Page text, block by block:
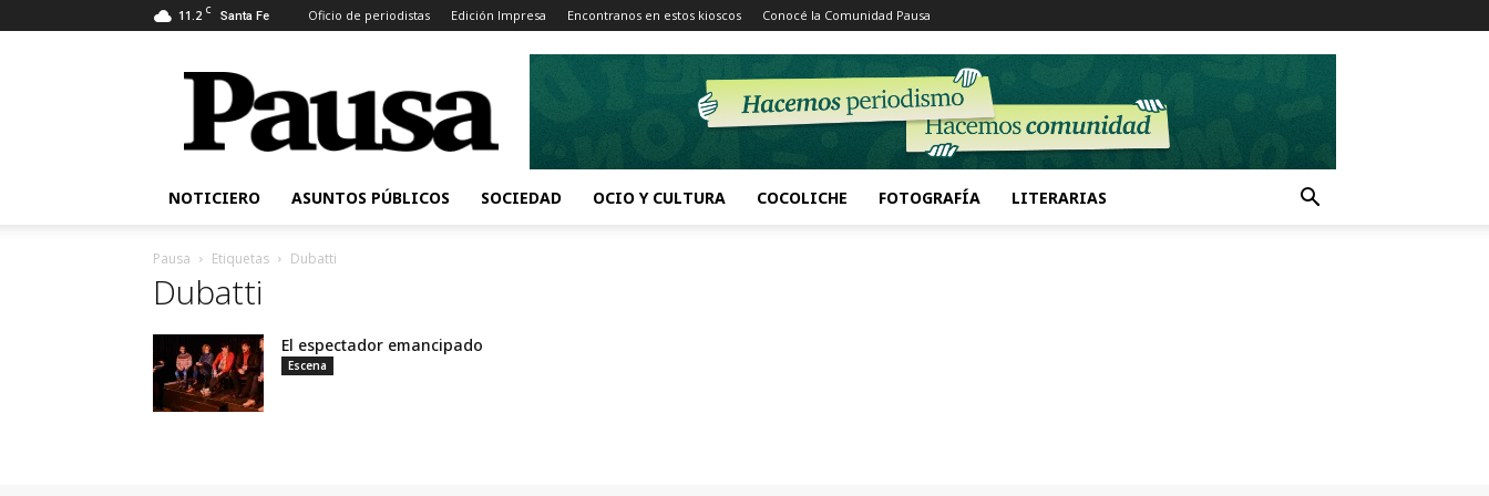
11.2 C Santa Fe Oficio de periodistas Edición Impresa Encontranos en estos kioscos Conocé la Comunidad Pausa
Pausa
NOTICIERO ASUNTOS PÚBLICOS SOCIEDAD OCIO Y CULTURA COCOLICHE FOTOGRAFÍA LITERARIAS
Pausa Etiquetas Dubatti
Dubatti
El espectador emancipado
Escena